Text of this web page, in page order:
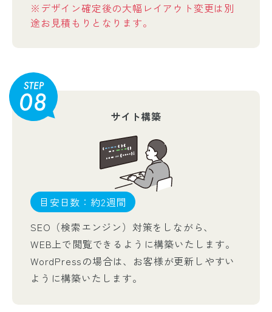
※デザイン確定後の大幅レイアウト変更は別
途お見積もりとなります。
サイト構築
目安日数：約2週間
SEO（検索エンジン）対策をしながら、
WEB上で閲覧できるように構築いたします。
WordPressの場合は、お客様が更新しやすい
ように構築いたします。